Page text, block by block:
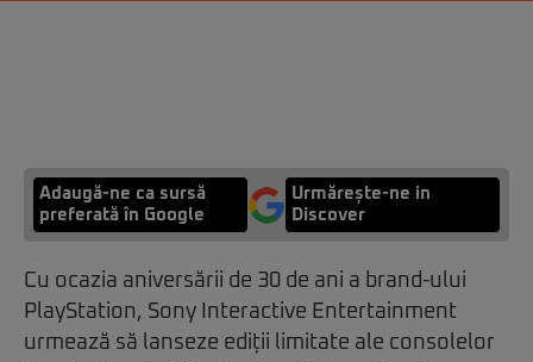
Adaugă-ne ca sursă
preferată în Google
Urmărește-ne in
Discover
Cu ocazia aniversării de 30 de ani a brand-ului
PlayStation, Sony Interactive Entertainment
urmează să lanseze ediții limitate ale consolelor